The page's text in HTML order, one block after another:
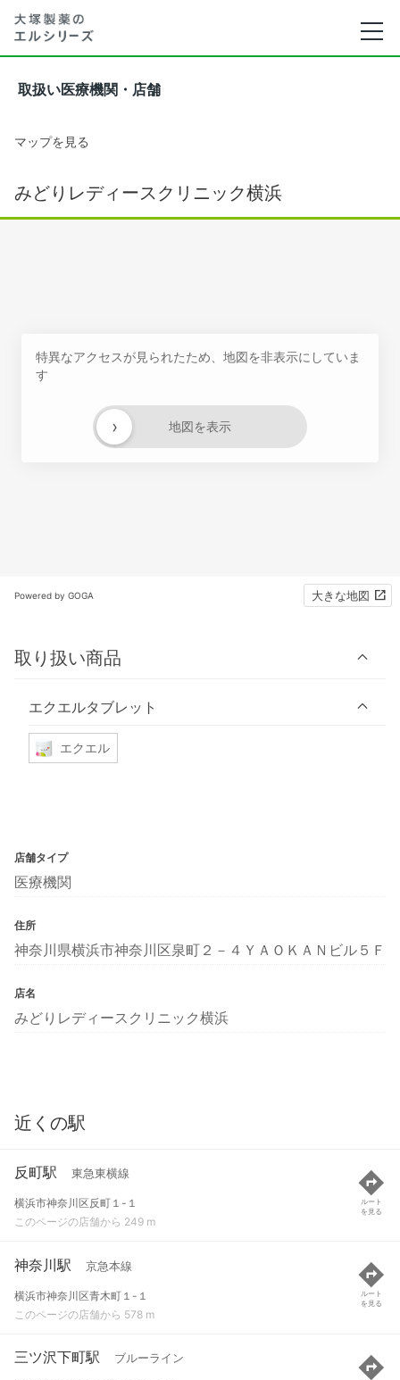
取扱い医療機関・店舗
マップを見る
みどりレディースクリニック横浜
特異なアクセスが見られたため、地図を非表示にしていま
す
地図を表示
›
Powered by GOGA 大きな地図
取り扱い商品
エクエルタブレット
エクエル
店舗タイプ
医療機関
住所
神奈川県横浜市神奈川区泉町２－４ＹＡＯＫＡＮビル５Ｆ
店名
みどりレディースクリニック横浜
近くの駅
反町駅 東急東横線
横浜市神奈川区反町１-１
このページの店舗から 249 m
ルート
を見る
神奈川駅 京急本線
横浜市神奈川区青木町１-１
このページの店舗から 578 m
ルート
を見る
三ツ沢下町駅 ブルーライン